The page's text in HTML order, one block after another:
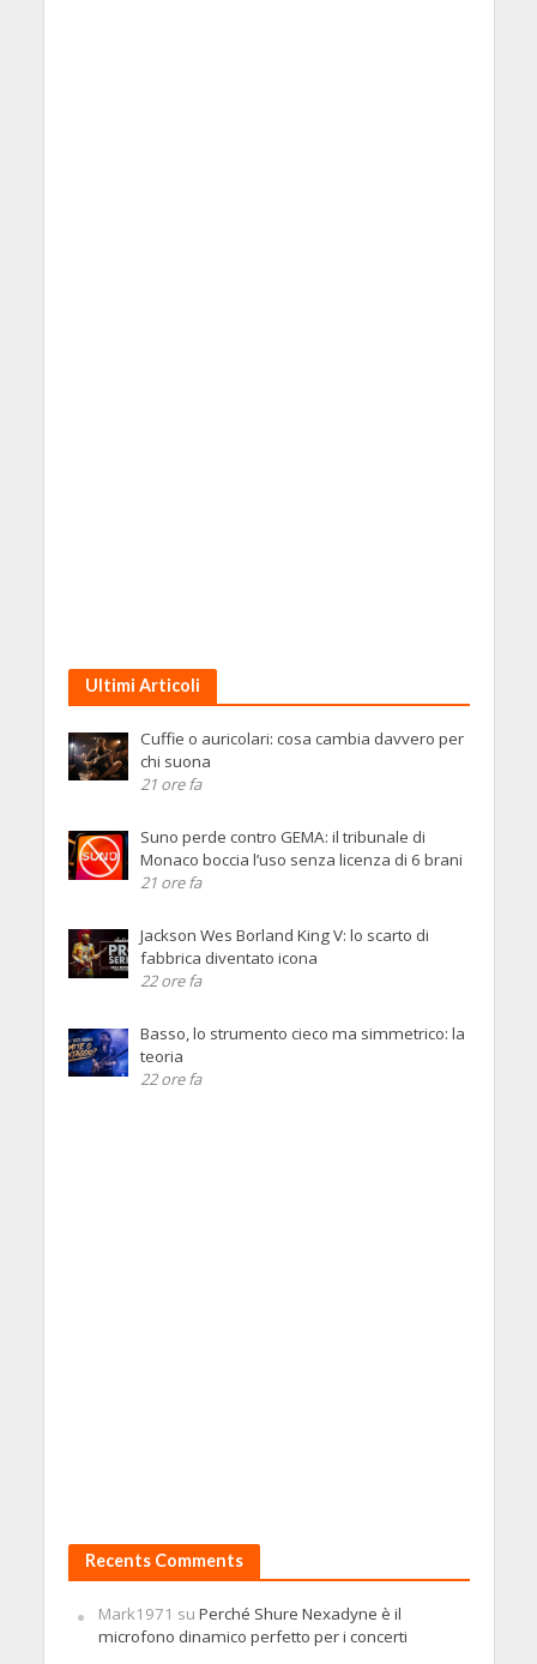
Ultimi Articoli
Cuffie o auricolari: cosa cambia davvero per
chi suona
21 ore fa
Suno perde contro GEMA: il tribunale di
Monaco boccia l’uso senza licenza di 6 brani
21 ore fa
Jackson Wes Borland King V: lo scarto di
fabbrica diventato icona
22 ore fa
Basso, lo strumento cieco ma simmetrico: la
teoria
22 ore fa
Recents Comments
Mark1971 su Perché Shure Nexadyne è il
microfono dinamico perfetto per i concerti